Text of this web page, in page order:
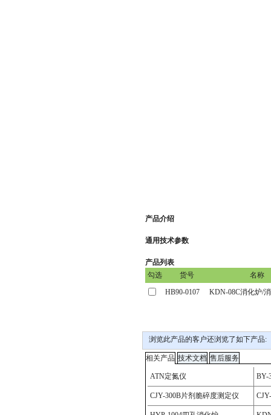
产品介绍
通用技术参数
产品列表
浏览此产品的客户还浏览了如下产品: